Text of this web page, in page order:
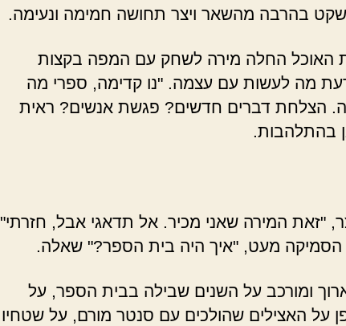
בהרבה מהשאר ויצר תחושה חמימה ונעימה.
האוכל החלה מירה לשחק עם המפה בקצות
מה לעשות עם עצמה. "נו קדימה, ספרי מה
הצלחת דברים חדשים? פגשת אנשים? ראית
בהתלהבות.
"זאת המירה שאני מכיר. אל תדאגי אבל, חזרתי"
הסמיקה מעט, "איך היה בית הספר?" שאלה.
ומורכב על השנים שבילה בבית הספר, על
על האצילים שהולכים עם סנטר מורם, על שטחיו